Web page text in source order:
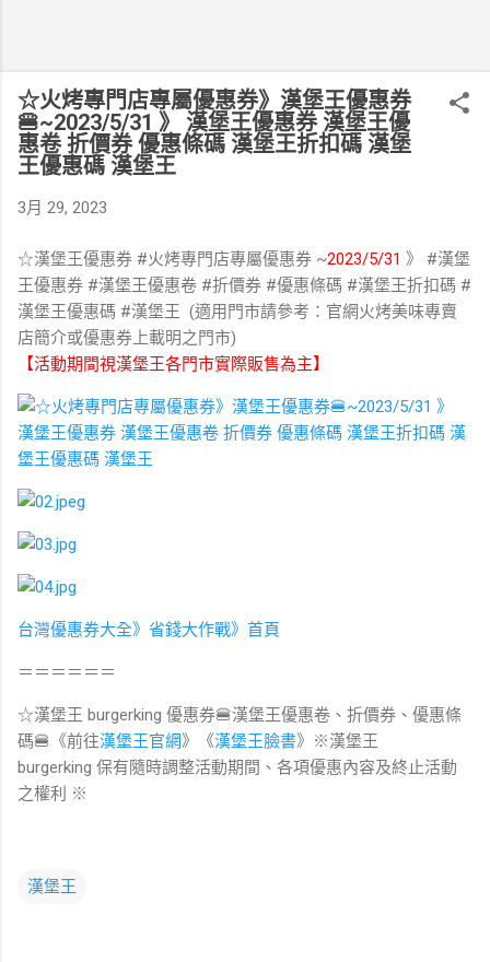
☆火烤專門店專屬優惠券》漢堡王優惠券
🍔~2023/5/31 》 漢堡王優惠券 漢堡王優
惠卷 折價券 優惠條碼 漢堡王折扣碼 漢堡
王優惠碼 漢堡王
3月 29, 2023
☆漢堡王優惠券 #火烤專門店專屬優惠券 ~2023/5/31 》 #漢堡
王優惠券 #漢堡王優惠卷 #折價券 #優惠條碼 #漢堡王折扣碼 #
漢堡王優惠碼 #漢堡王 (適用門市請參考：官網火烤美味專賣
店簡介或優惠券上載明之門市)
【活動期間視漢堡王各門市實際販售為主】
台灣優惠券大全》省錢大作戰》首頁
＝＝＝＝＝＝
☆漢堡王 burgerking 優惠券🍔漢堡王優惠卷、折價券、優惠條
碼🍔《前往漢堡王官網》《漢堡王臉書》※漢堡王
burgerking 保有隨時調整活動期間、各項優惠內容及終止活動
之權利 ※
漢堡王